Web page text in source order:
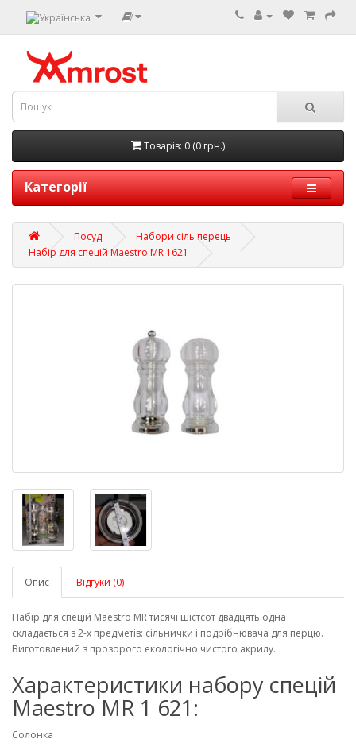
Товарів: 0 (0 грн.)
Категорії
Посуд
Набори сіль перець
Набір для спецій Maestro MR 1621
Опис Відгуки (0)
Набір для спецій Maestro MR тисячі шістсот двадцять одна
складається з 2-х предметів: сільнички і подрібнювача для перцю.
Виготовлений з прозорого екологічно чистого акрилу.
Характеристики набору спецій
Maestro MR 1 621:
Солонка